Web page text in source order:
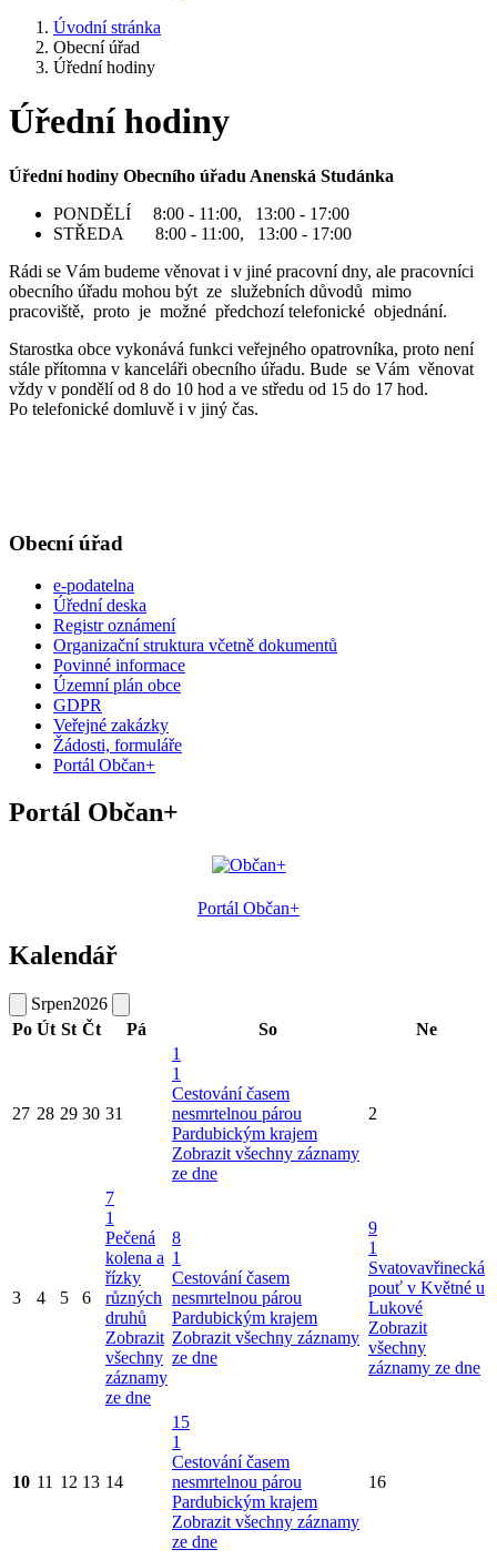
Úvodní stránka
Obecní úřad
Úřední hodiny
Úřední hodiny
Úřední hodiny Obecního úřadu Anenská Studánka
PONDĚLÍ 8:00 - 11:00, 13:00 - 17:00
STŘEDA 8:00 - 11:00, 13:00 - 17:00
Rádi se Vám budeme věnovat i v jiné pracovní dny, ale pracovníci
obecního úřadu mohou být ze služebních důvodů mimo
pracoviště, proto je možné předchozí telefonické objednání.
Starostka obce vykonává funkci veřejného opatrovníka, proto není
stále přítomna v kanceláři obecního úřadu. Bude se Vám věnovat
vždy v pondělí od 8 do 10 hod a ve středu od 15 do 17 hod.
Po telefonické domluvě i v jiný čas.
Obecní úřad
e-podatelna
Úřední deska
Registr oznámení
Organizační struktura včetně dokumentů
Povinné informace
Územní plán obce
GDPR
Veřejné zakázky
Žádosti, formuláře
Portál Občan+
Portál Občan+
Portál Občan+
Kalendář
Srpen2026
Po Út St Čt Pá So Ne
27 28 29 30 31
1
1
Cestování časem
nesmrtelnou párou
Pardubickým krajem
Zobrazit všechny záznamy
ze dne
2
3 4 5 6
7
1
Pečená
kolena a
řízky
různých
druhů
Zobrazit
všechny
záznamy
ze dne
8
1
Cestování časem
nesmrtelnou párou
Pardubickým krajem
Zobrazit všechny záznamy
ze dne
9
1
Svatovavřinecká
pouť v Květné u
Lukové
Zobrazit
všechny
záznamy ze dne
10 11 12 13 14
15
1
Cestování časem
nesmrtelnou párou
Pardubickým krajem
Zobrazit všechny záznamy
ze dne
16